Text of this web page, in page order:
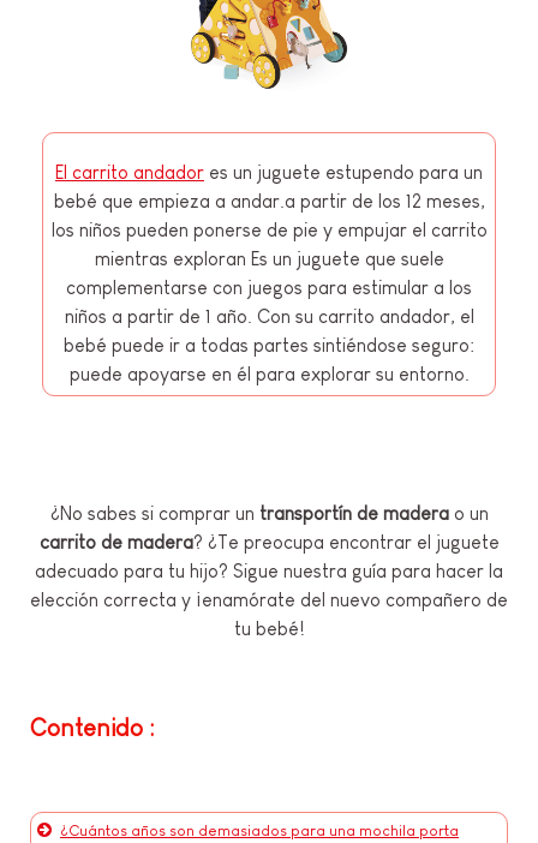
El carrito andador es un juguete estupendo para un
bebé que empieza a andar.a partir de los 12 meses,
los niños pueden ponerse de pie y empujar el carrito
mientras exploran Es un juguete que suele
complementarse con juegos para estimular a los
niños a partir de 1 año. Con su carrito andador, el
bebé puede ir a todas partes sintiéndose seguro:
puede apoyarse en él para explorar su entorno.
¿No sabes si comprar un transportín de maderao un
carrito de madera? ¿Te preocupa encontrar el juguete
adecuado para tu hijo? Sigue nuestra guía para hacer la
elección correcta y ¡enamórate del nuevo compañero de
tu bebé!
Contenido :
¿Cuántos años son demasiados para una mochila porta